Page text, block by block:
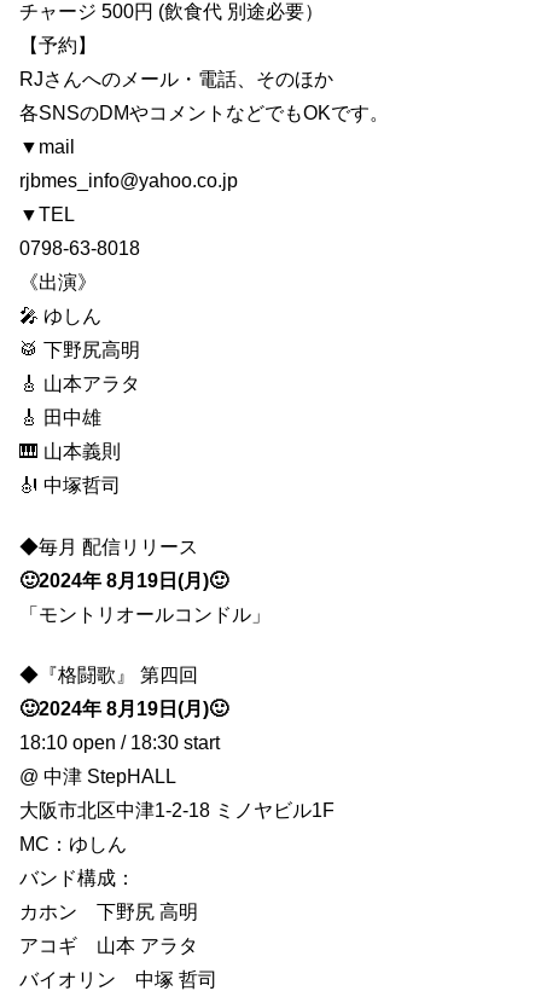
チャージ 500円 (飲食代 別途必要）
【予約】
RJさんへのメール・電話、そのほか
各SNSのDMやコメントなどでもOKです。
▼mail
rjbmes_info@yahoo.co.jp
▼TEL
0798-63-8018
《出演》
🎤 ゆしん
🥁 下野尻高明
🎸 山本アラタ
🎸 田中雄
🎹 山本義則
🎻 中塚哲司
◆毎月 配信リリース
🙂2024年 8月19日(月)🙂
「モントリオールコンドル」
◆『格闘歌』 第四回
🙂2024年 8月19日(月)🙂
18:10 open / 18:30 start
@ 中津 StepHALL
大阪市北区中津1-2-18 ミノヤビル1F
MC：ゆしん
バンド構成：
カホン 下野尻 高明
アコギ 山本 アラタ
バイオリン 中塚 哲司